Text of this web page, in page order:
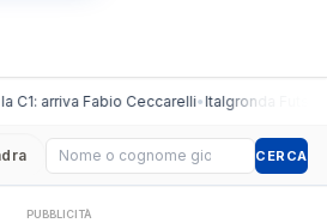
C1: arriva Fabio Ceccarelli•Italgronda Futsal
Cerca giocatore CERCA
PUBBLICITÀ